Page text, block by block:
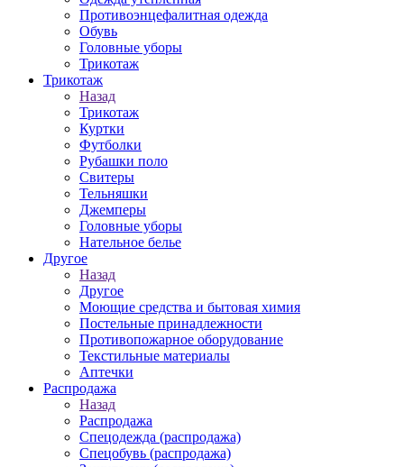
Противоэнцефалитная одежда
Обувь
Головные уборы
Трикотаж
Трикотаж
Назад
Трикотаж
Куртки
Футболки
Рубашки поло
Свитеры
Тельняшки
Джемперы
Головные уборы
Нательное белье
Другое
Назад
Другое
Моющие средства и бытовая химия
Постельные принадлежности
Противопожарное оборудование
Текстильные материалы
Аптечки
Распродажа
Назад
Распродажа
Спецодежда (распродажа)
Спецобувь (распродажа)